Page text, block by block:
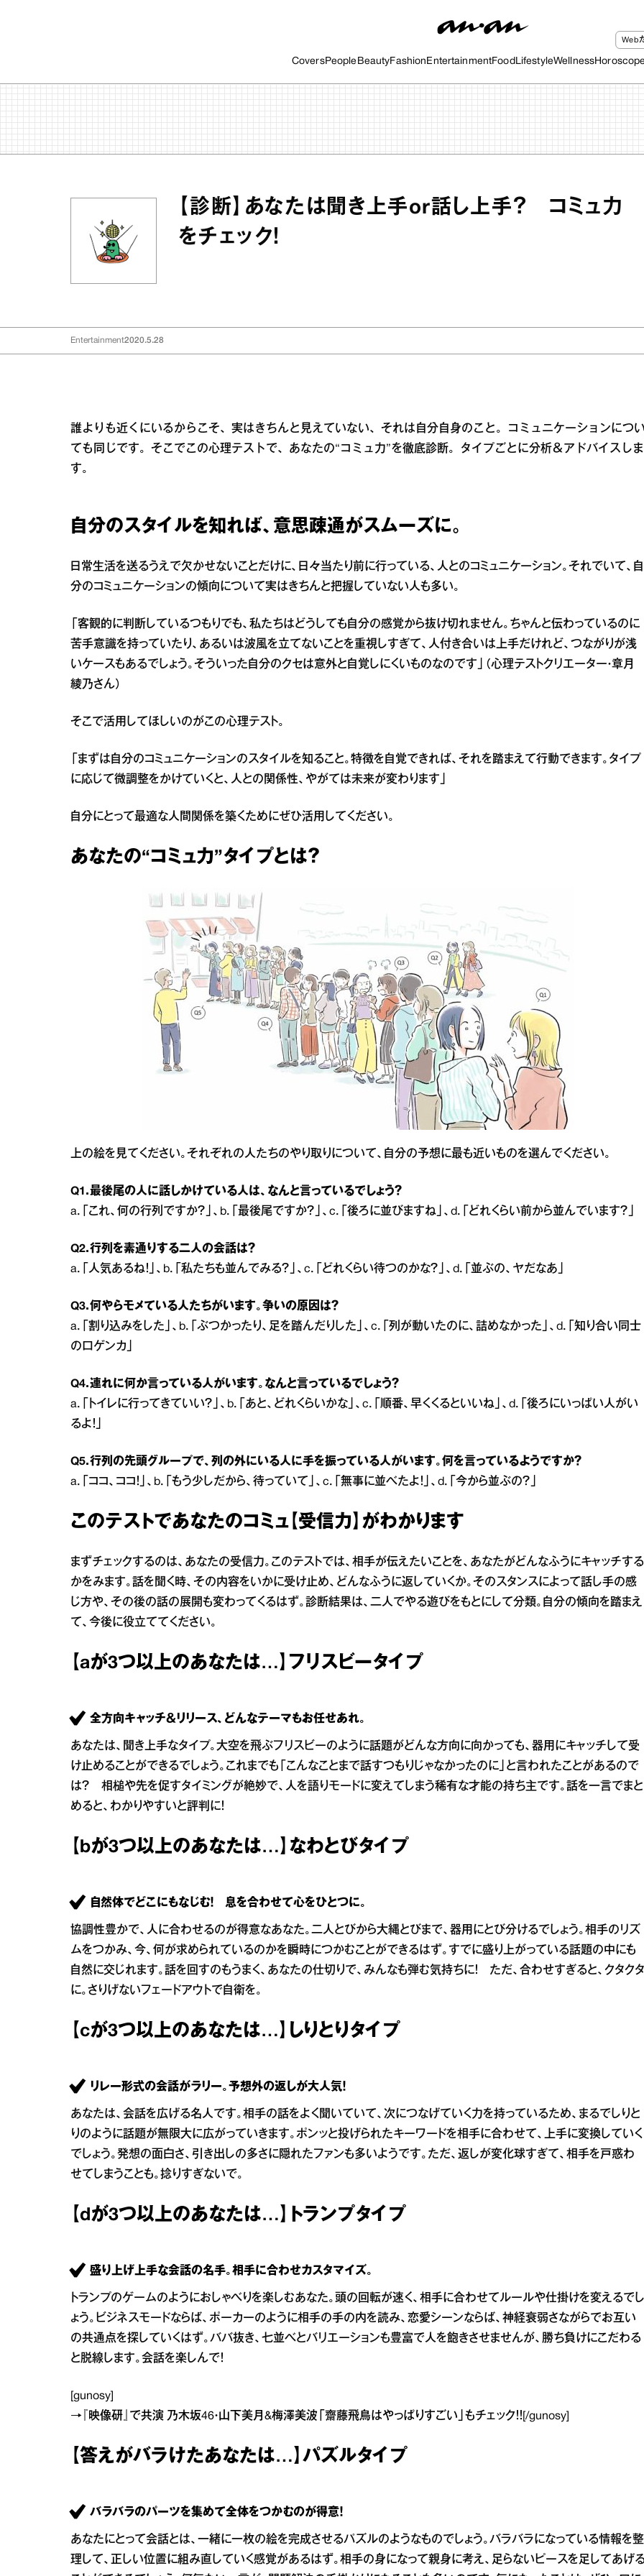
CoversPeople BeautyFashion EntertainmentFood LifestyleWellness
Web
【診断】あなたは聞き上手or話し上手？ コミュ力
をチェック！
Entertainment2020.5.28
誰よりも近くにいるからこそ、実はきちんと見えていない、それは自分自身のこと。コミュニケーションにつ
ても同じです。そこでこの心理テストで、あなたの“コミュ力”を徹底診断。タイプごとに分析＆アドバイスしま
す。
自分のスタイルを知れば、意思疎通がスムーズに。
日常生活を送るうえで欠かせないことだけに、日々当たり前に行っている、人とのコミュニケーション。それでいて、自
分のコミュニケーションの傾向について実はきちんと把握していない人も多い。
「客観的に判断しているつもりでも、私たちはどうしても自分の感覚から抜け切れません。ちゃんと伝わっているのに
苦手意識を持っていたり、あるいは波風を立てないことを重視しすぎて、人付き合いは上手だけれど、つながりが浅
いケースもあるでしょう。そういった自分のクセは意外と自覚しにくいものなのです」（心理テストクリエーター・章月
綾乃さん）
そこで活用してほしいのがこの心理テスト。
「まずは自分のコミュニケーションのスタイルを知ること。特徴を自覚できれば、それを踏まえて行動できます。タイプ
に応じて微調整をかけていくと、人との関係性、やがては未来が変わります」
自分にとって最適な人間関係を築くためにぜひ活用してください。
あなたの“コミュ力”タイプとは？
上の絵を見てください。それぞれの人たちのやり取りについて、自分の予想に最も近いものを選んでください。
Q1．最後尾の人に話しかけている人は、なんと言っているでしょう？
a．「これ、何の行列ですか？」、b．「最後尾ですか？」、c．「後ろに並びますね」、d．「どれくらい前から並んでいます？」
Q2．行列を素通りする二人の会話は？
a．「人気あるね！」、b．「私たちも並んでみる？」、c．「どれくらい待つのかな？」、d．「並ぶの、ヤだなあ」
Q3．何やらモメている人たちがいます。争いの原因は？
a．「割り込みをした」、b．「ぶつかったり、足を踏んだりした」、c．「列が動いたのに、詰めなかった」、d．「知り合い同士
の口ゲンカ」
Q4．連れに何か言っている人がいます。なんと言っているでしょう？
a．「トイレに行ってきていい？」、b．「あと、どれくらいかな」、c．「順番、早くくるといいね」、d．「後ろにいっぱい人がい
るよ！」
Q5．行列の先頭グループで、列の外にいる人に手を振っている人がいます。何を言っているようですか？
a．「ココ、ココ！」、b．「もう少しだから、待っていて」、c．「無事に並べたよ！」、d．「今から並ぶの？」
このテストであなたのコミュ【受信力】がわかります
まずチェックするのは、あなたの受信力。このテストでは、相手が伝えたいことを、あなたがどんなふうにキャッチする
かをみます。話を聞く時、その内容をいかに受け止め、どんなふうに返していくか。そのスタンスによって話し手の感
じ方や、その後の話の展開も変わってくるはず。診断結果は、二人でやる遊びをもとにして分類。自分の傾向を踏まえ
て、今後に役立ててください。
【aが3つ以上のあなたは…】フリスビータイプ
全方向キャッチ＆リリース、どんなテーマもお任せあれ。
あなたは、聞き上手なタイプ。大空を飛ぶフリスビーのように話題がどんな方向に向かっても、器用にキャッチして受
け止めることができるでしょう。これまでも「こんなことまで話すつもりじゃなかったのに」と言われたことがあるので
は？ 相槌や先を促すタイミングが絶妙で、人を語りモードに変えてしまう稀有な才能の持ち主です。話を一言でまと
めると、わかりやすいと評判に！
【bが3つ以上のあなたは…】なわとびタイプ
自然体でどこにもなじむ！ 息を合わせて心をひとつに。
協調性豊かで、人に合わせるのが得意なあなた。二人とびから大縄とびまで、器用にとび分けるでしょう。相手のリズ
ムをつかみ、今、何が求められているのかを瞬時につかむことができるはず。すでに盛り上がっている話題の中にも
自然に交じれます。話を回すのもうまく、あなたの仕切りで、みんなも弾む気持ちに！ ただ、合わせすぎると、クタクタ
に。さりげないフェードアウトで自衛を。
【cが3つ以上のあなたは…】しりとりタイプ
リレー形式の会話がラリー。予想外の返しが大人気！
あなたは、会話を広げる名人です。相手の話をよく聞いていて、次につなげていく力を持っているため、まるでしりと
りのように話題が無限大に広がっていきます。ポンッと投げられたキーワードを相手に合わせて、上手に変換していく
でしょう。発想の面白さ、引き出しの多さに隠れたファンも多いようです。ただ、返しが変化球すぎて、相手を戸惑わ
せてしまうことも。捻りすぎないで。
【dが3つ以上のあなたは…】トランプタイプ
盛り上げ上手な会話の名手。相手に合わせカスタマイズ。
トランプのゲームのようにおしゃべりを楽しむあなた。頭の回転が速く、相手に合わせてルールや仕掛けを変えるでし
ょう。ビジネスモードならば、ポーカーのように相手の手の内を読み、恋愛シーンならば、神経衰弱さながらでお互い
の共通点を探していくはず。ババ抜き、七並べとバリエーションも豊富で人を飽きさせませんが、勝ち負けにこだわる
と脱線します。会話を楽しんで！
[gunosy]
→ 『映像研』で共演 乃木坂46・山下美月&梅澤美波「齋藤飛鳥はやっぱりすごい」 もチェック！！[/gunosy]
【答えがバラけたあなたは…】パズルタイプ
バラバラのパーツを集めて全体をつかむのが得意！
あなたにとって会話とは、一緒に一枚の絵を完成させるパズルのようなものでしょう。バラバラになっている情報を整
理して、正しい位置に組み直していく感覚があるはず。相手の身になって親身に考え、足らないピースを足してあげ